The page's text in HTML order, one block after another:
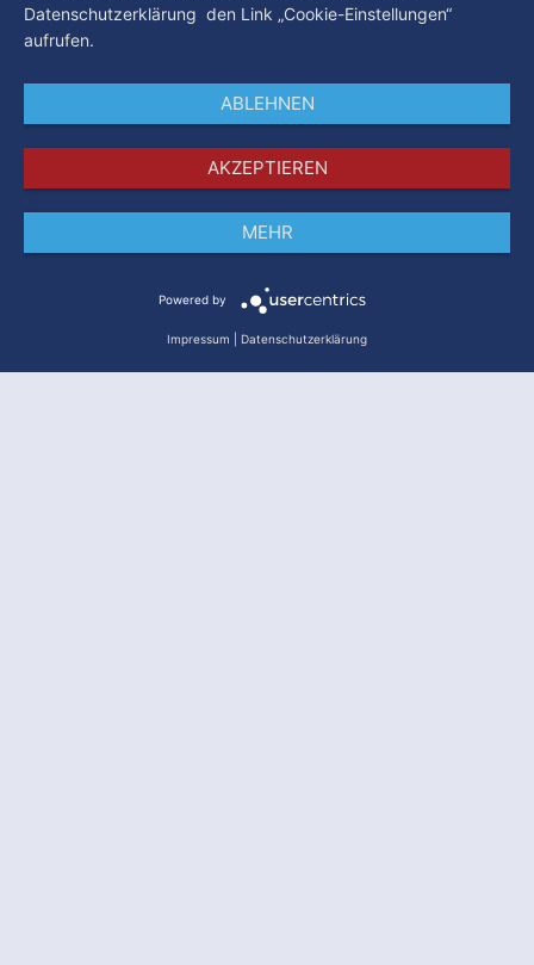
Datenschutz
Datenschutzerklärung den Link „Cookie-Einstellungen“
aufrufen.
ABLEHNEN
AKZEPTIEREN
MEHR
Powered by
Impressum Datenschutzerklärung